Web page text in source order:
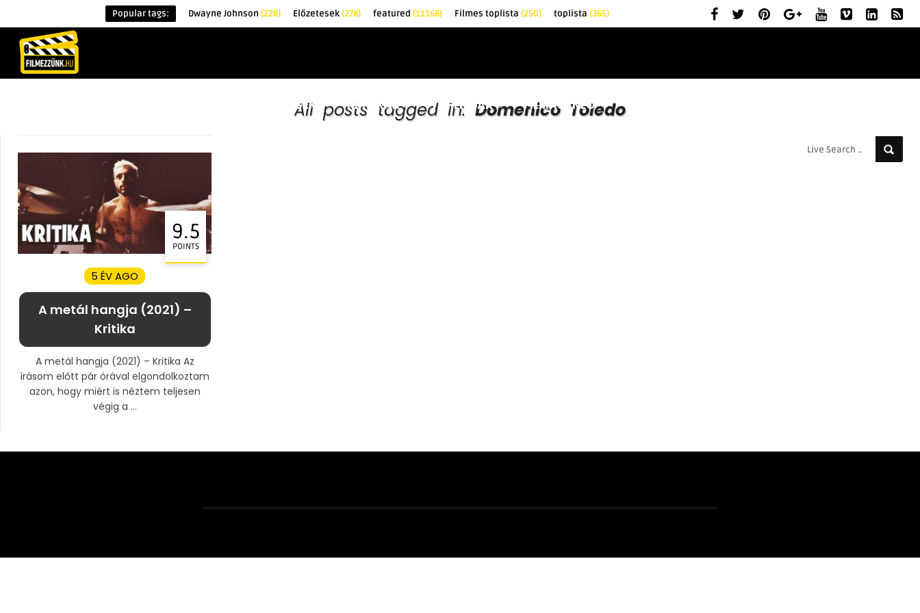
Popular tags: Dwayne Johnson (228) Előzetesek(278) featured (11168) Filmes toplista (250) toplista (365)
ÉRDEKESSÉGEK KRITIKÁK TOPLISTÁK FILMAJÁNLÓ ELŐZETESEK
All posts tagged in: Domenico Toledo
9.5
POINTS
5 ÉV AGO
A metál hangja (2021) –
Kritika
A metál hangja (2021) – Kritika Az
írásom előtt pár órával elgondolkoztam
azon, hogy miért is néztem teljesen
végig a ...